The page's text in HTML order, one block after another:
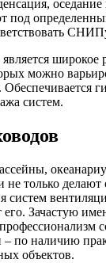
под
широкое
можно
систем.
не только
систем
его. Зачастую
– по наличию
объектов.